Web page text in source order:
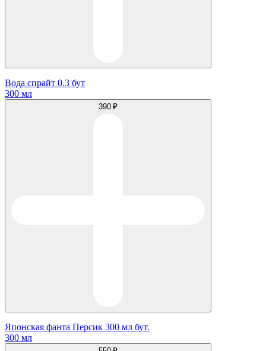
Вода спрайт 0.3 бут
300 мл
390 ₽
Японская фанта Персик 300 мл бут.
300 мл